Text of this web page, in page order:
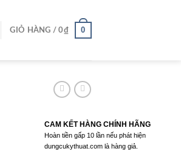
GIỎ HÀNG /0₫ 0
CAM KẾT HÀNG CHÍNH HÃNG
Hoàn tiền gấp 10 lần nếu phát hiện
dungcukythuat.com là hàng giả.